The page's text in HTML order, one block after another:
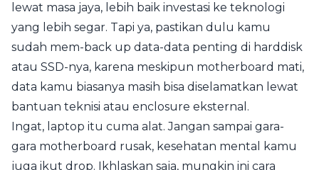
lewat masa jaya, lebih baik investasi ke teknologi
yang lebih segar. Tapi ya, pastikan dulu kamu
sudah mem-back up data-data penting di harddisk
atau SSD-nya, karena meskipun motherboard mati,
data kamu biasanya masih bisa diselamatkan lewat
bantuan teknisi atau enclosure eksternal.
Ingat, laptop itu cuma alat. Jangan sampai gara-
gara motherboard rusak, kesehatan mental kamu
juga ikut drop. Ikhlaskan saja, mungkin ini cara